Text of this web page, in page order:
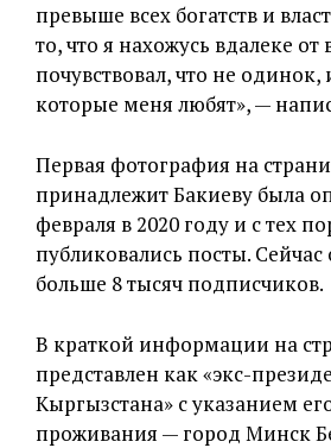
превыше всех богатств и
то, что я нахожусь вдалеке от
почувствовал, что не одинок,
которые меня любят», —
Первая фотография на
принадлежит Бакиеву была
февраля в 2020 году и с тех
публиковались посты.
больше 8 тысяч подписчиков.
В краткой информации на
представлен как «экс-
Кыргызстана» с указанием
проживания — город Минск